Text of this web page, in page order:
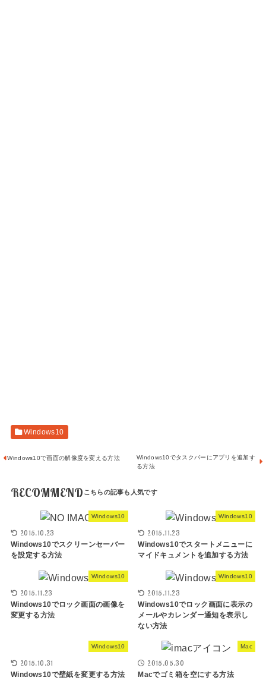
Windows10
Windows10で画面の解像度を変える方法
Windows10でタスクバーにアプリを追加す
る方法
RECOMMEND
Windows10
2015.10.23
Windows10でスクリーンセーバー
を設定する方法
Windows10
2015.11.23
Windows10でスタートメニューに
マイドキュメントを追加する方法
Windows10
2015.11.23
Windows10でロック画面の画像を
変更する方法
Windows10
2015.11.23
Windows10でロック画面に表示の
メールやカレンダー通知を表示し
ない方法
Windows10
2015.10.31
Windows10で壁紙を変更する方法
Mac
2015.05.30
Macでゴミ箱を空にする方法